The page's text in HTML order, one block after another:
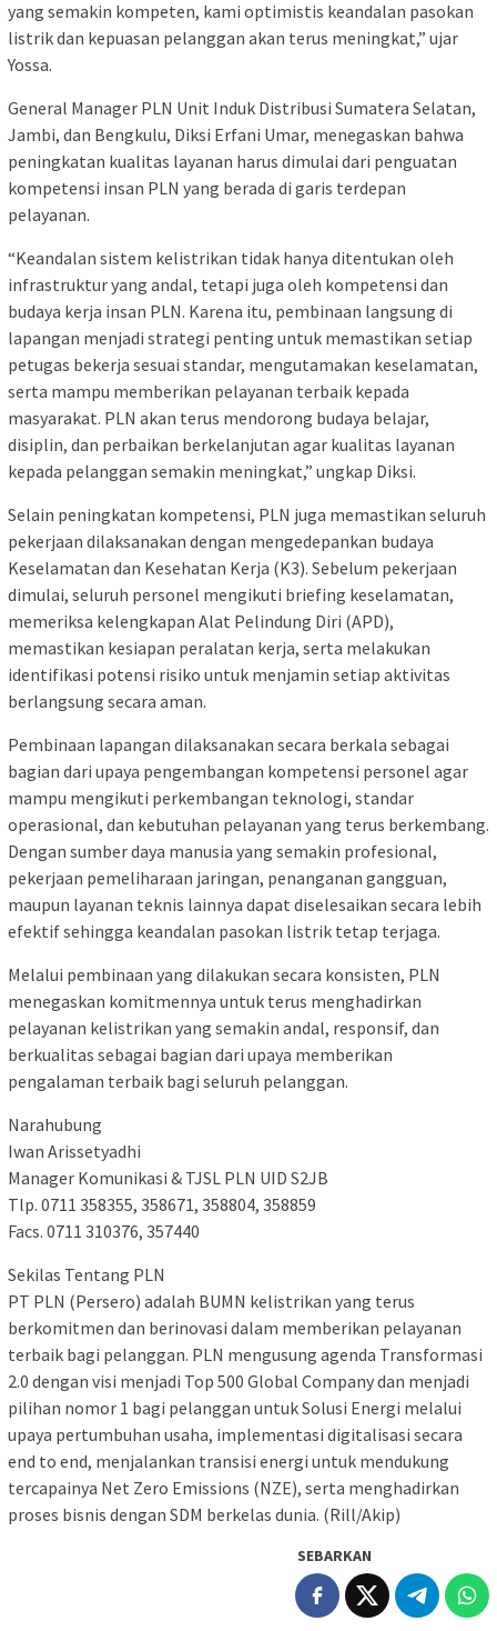
yang semakin kompeten, kami optimistis keandalan pasokan
listrik dan kepuasan pelanggan akan terus meningkat,” ujar
Yossa.
General Manager PLN Unit Induk Distribusi Sumatera Selatan,
Jambi, dan Bengkulu, Diksi Erfani Umar, menegaskan bahwa
peningkatan kualitas layanan harus dimulai dari penguatan
kompetensi insan PLN yang berada di garis terdepan
pelayanan.
“Keandalan sistem kelistrikan tidak hanya ditentukan oleh
infrastruktur yang andal, tetapi juga oleh kompetensi dan
budaya kerja insan PLN. Karena itu, pembinaan langsung di
lapangan menjadi strategi penting untuk memastikan setiap
petugas bekerja sesuai standar, mengutamakan keselamatan,
serta mampu memberikan pelayanan terbaik kepada
masyarakat. PLN akan terus mendorong budaya belajar,
disiplin, dan perbaikan berkelanjutan agar kualitas layanan
kepada pelanggan semakin meningkat,” ungkap Diksi.
Selain peningkatan kompetensi, PLN juga memastikan seluruh
pekerjaan dilaksanakan dengan mengedepankan budaya
Keselamatan dan Kesehatan Kerja (K3). Sebelum pekerjaan
dimulai, seluruh personel mengikuti briefing keselamatan,
memeriksa kelengkapan Alat Pelindung Diri (APD),
memastikan kesiapan peralatan kerja, serta melakukan
identifikasi potensi risiko untuk menjamin setiap aktivitas
berlangsung secara aman.
Pembinaan lapangan dilaksanakan secara berkala sebagai
bagian dari upaya pengembangan kompetensi personel agar
mampu mengikuti perkembangan teknologi, standar
operasional, dan kebutuhan pelayanan yang terus berkembang.
Dengan sumber daya manusia yang semakin profesional,
pekerjaan pemeliharaan jaringan, penanganan gangguan,
maupun layanan teknis lainnya dapat diselesaikan secara lebih
efektif sehingga keandalan pasokan listrik tetap terjaga.
Melalui pembinaan yang dilakukan secara konsisten, PLN
menegaskan komitmennya untuk terus menghadirkan
pelayanan kelistrikan yang semakin andal, responsif, dan
berkualitas sebagai bagian dari upaya memberikan
pengalaman terbaik bagi seluruh pelanggan.
Narahubung
Iwan Arissetyadhi
Manager Komunikasi & TJSL PLN UID S2JB
Tlp. 0711 358355, 358671, 358804, 358859
Facs. 0711 310376, 357440
Sekilas Tentang PLN
PT PLN (Persero) adalah BUMN kelistrikan yang terus
berkomitmen dan berinovasi dalam memberikan pelayanan
terbaik bagi pelanggan. PLN mengusung agenda Transformasi
2.0 dengan visi menjadi Top 500 Global Company dan menjadi
pilihan nomor 1 bagi pelanggan untuk Solusi Energi melalui
upaya pertumbuhan usaha, implementasi digitalisasi secara
end to end, menjalankan transisi energi untuk mendukung
tercapainya Net Zero Emissions (NZE), serta menghadirkan
proses bisnis dengan SDM berkelas dunia. (Rill/Akip)
SEBARKAN